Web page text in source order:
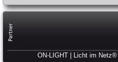
ON-LIGHT | Licht im Netz®